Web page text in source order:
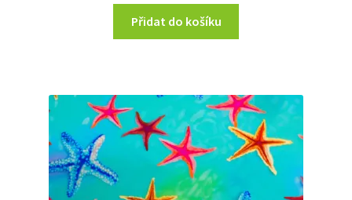
Přidat do košíku